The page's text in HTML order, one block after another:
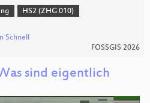
HS2 (ZHG 010)
Schnell
FOSSGIS 2026
sind eigentlich